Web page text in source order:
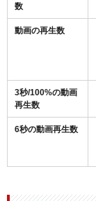
数
動画の再生数
3秒/100%の動画
再生数
6秒の動画再生数